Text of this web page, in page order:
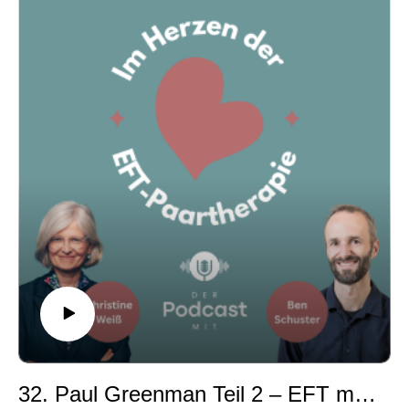
22:00 – Phase 2: Bonding – Neue emotionale
Erfahrungen ermöglichen
26:45 – Wie echte Lösungen entstehen, ohne den
Content zu bearbeiten
31:00 – Der Kern der EFT: Verbindung statt schneller
Ben Schuster – Certified EFT Therapist & Supervisor
(Austria)🌐 https://eftpaartherapie.at
Christine Weiß – Certified EFT Therapist, Supervisor &
Trainerin🌐 https://christineweiss.de
Wenn euch der Podcast gefällt, freuen wir uns über
eine Bewertung, ein Abo und wenn ihr die Folge mit
Kolleg:innen teilt.
wir, weshalb Co-Regulation bei uns selbst beginnt, wie
wir bewusste klinische Entscheidungen treffen und
warum die Bindungsbedeutung oft wichtiger ist als
immer neue Geschichten.
Anhand eines kleinen Rollenspiels wird deutlich, wie
aus einer Flut von Inhalten wieder emotionale
Begegnung entstehen kann – und wie wir Paaren
helfen können, vom Erzählen ins Erleben zu kommen.
Eine Folge für alle, die mit Paaren arbeiten und ihre
EFT-Praxis noch sicherer, strukturierter und
bindungsorientierter gestalten möchten.
Über die Hosts
Christine Weiß ist zertifizierte EFT-Therapeutin,
Supervisorin und Trainerin nach Sue Johnson. Sie
bildet Therapeut in der Emotionsfokussierten Therapie
aus und bietet Supervisionen sowie Fortbildungen an.
Supervisor nach Sue Johnson. Er begleitet Paare in 32. Paul Greenman Teil 2 – EFT mit Paaren in Gesundheitskrisen